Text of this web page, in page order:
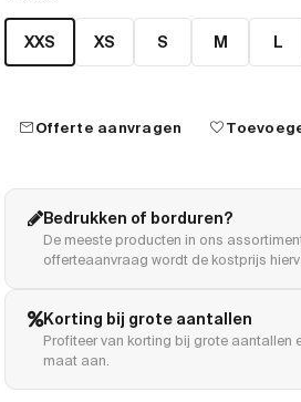
XXS XS S M L
mailOfferte aanvragen favorite
Bedrukken of borduren?
De meeste producten in ons
offerteaanvraag wordt de kostprijs
Korting bij grote aantallen
Profiteer van korting bij grote aantallen
maat aan.